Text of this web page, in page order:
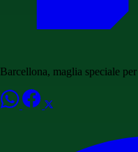
Barcellona, maglia speciale